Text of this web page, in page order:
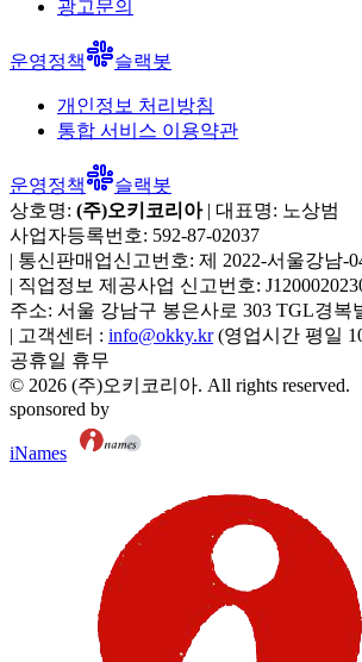
광고문의
운영정책 슬랙봇
개인정보 처리방침
통합 서비스 이용약관
운영정책
슬랙봇
상호명: (주)오키코리아| 대표명: 노상범
사업자등록번호: 592-87-02037
| 통신판매업신고번호: 제 2022-서울강남-
| 직업정보 제공사업 신고번호:
주소: 서울 강남구 봉은사로 303 TGL경복
| 고객센터 : info@okky.kr (영업시간 평일
공휴일 휴무
© 2026 (주)오키코리아. All rights reserved.
sponsored by
iNames